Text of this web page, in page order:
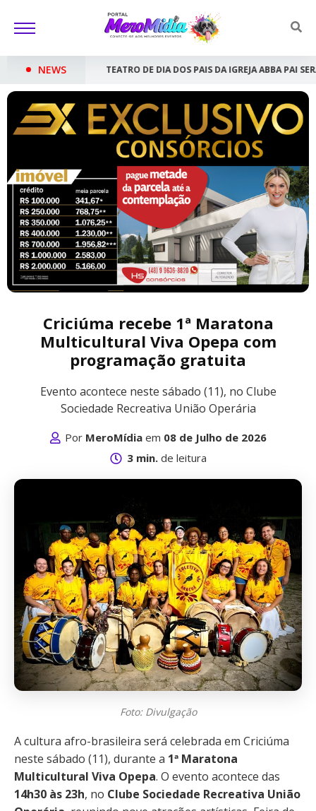
NEWS
DOS PAIS DA IGREJA ABBA PAI SERÁ APRESENTADO NO NAÇÕES
Criciúma recebe 1ª Maratona
Multicultural Viva Opepa com
programação gratuita
Evento acontece neste sábado (11), no Clube
Sociedade Recreativa União Operária
Por MeroMídiaem 08 de Julho de 2026
3 min.de leitura
Foto: Divulgação
A cultura afro-brasileira será celebrada em Criciúma
neste sábado (11), durante a 1ª Maratona
Multicultural Viva Opepa. O evento acontece das
14h30 às 23h, no Clube Sociedade Recreativa União